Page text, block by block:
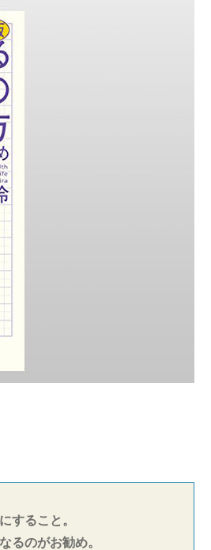
すること。
るのがお勧め。